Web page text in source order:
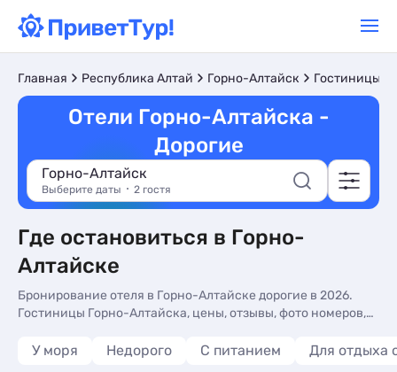
Главная Республика Алтай Горно-Алтайск Гостиницы и
Отели Горно-Алтайска -
Дорогие
Горно-Алтайск
Выберите даты 2 гостя
Где остановиться в Горно-
Алтайске
Бронирование отеля в Горно-Алтайске дорогие в 2026.
Гостиницы Горно-Алтайска, цены, отзывы, фото номеров,
У моря Недорого С питанием Для отдыха